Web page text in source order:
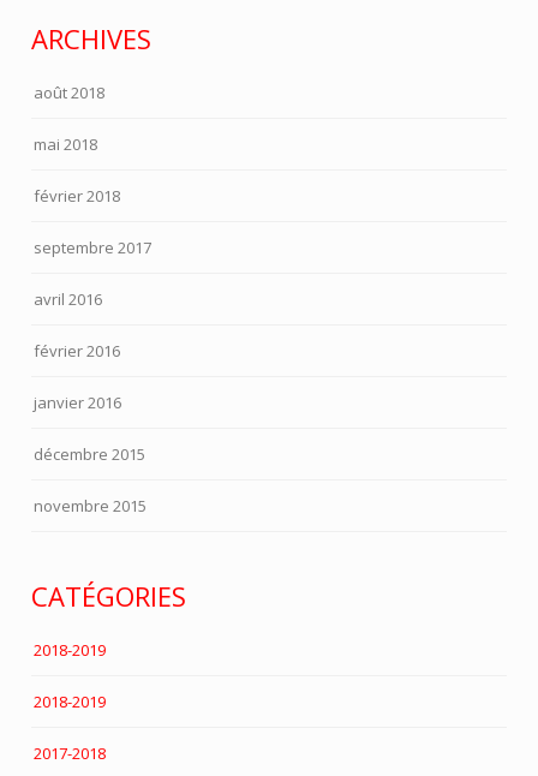
ARCHIVES
août 2018
mai 2018
février 2018
septembre 2017
avril 2016
février 2016
janvier 2016
décembre 2015
novembre 2015
CATÉGORIES
2018-2019
2018-2019
2017-2018